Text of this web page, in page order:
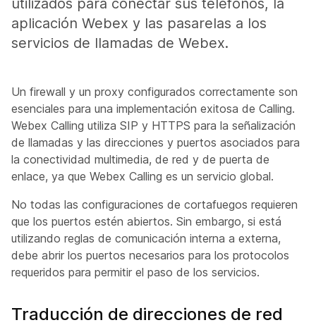
utilizados para conectar sus teléfonos, la
aplicación Webex y las pasarelas a los
servicios de llamadas de Webex.
Un firewall y un proxy configurados correctamente son
esenciales para una implementación exitosa de Calling.
Webex Calling utiliza SIP y HTTPS para la señalización
de llamadas y las direcciones y puertos asociados para
la conectividad multimedia, de red y de puerta de
enlace, ya que Webex Calling es un servicio global.
No todas las configuraciones de cortafuegos requieren
que los puertos estén abiertos. Sin embargo, si está
utilizando reglas de comunicación interna a externa,
debe abrir los puertos necesarios para los protocolos
requeridos para permitir el paso de los servicios.
Traducción de direcciones de red